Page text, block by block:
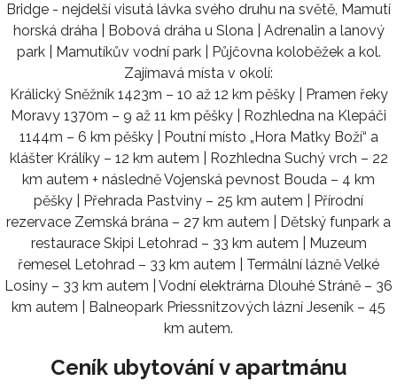
Bridge - nejdelší visutá lávka svého druhu na světě, Mamutí
horská dráha | Bobová dráha u Slona | Adrenalin a lanový
park | Mamutíkův vodní park | Půjčovna koloběžek a kol.
Zajímavá místa v okolí:
Králický Sněžník 1423m – 10 až 12 km pěšky | Pramen řeky
Moravy 1370m – 9 až 11 km pěšky | Rozhledna na Klepáči
1144m – 6 km pěšky | Poutní místo „Hora Matky Boží“ a
klášter Králíky – 12 km autem | Rozhledna Suchý vrch – 22
km autem + následně Vojenská pevnost Bouda – 4 km
pěšky | Přehrada Pastviny – 25 km autem | Přírodní
rezervace Zemská brána – 27 km autem | Dětský funpark a
restaurace Skipi Letohrad – 33 km autem | Muzeum
řemesel Letohrad – 33 km autem | Termální lázně Velké
Losiny – 33 km autem | Vodní elektrárna Dlouhé Stráně – 36
km autem | Balneopark Priessnitzových lázní Jeseník – 45
km autem.
Ceník ubytování v apartmánu